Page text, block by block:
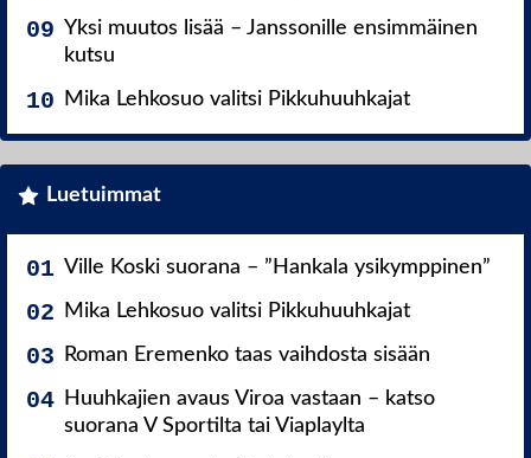
Yksi muutos lisää – Janssonille ensimmäinen
kutsu
Mika Lehkosuo valitsi Pikkuhuuhkajat
Luetuimmat
Ville Koski suorana – ”Hankala ysikymppinen”
Mika Lehkosuo valitsi Pikkuhuuhkajat
Roman Eremenko taas vaihdosta sisään
Huuhkajien avaus Viroa vastaan – katso
suorana V Sportilta tai Viaplaylta